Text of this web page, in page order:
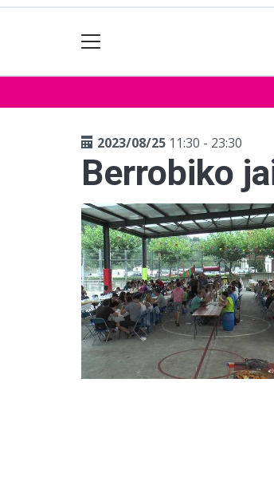
2023/08/25 11:30 - 23:30
Berrobiko